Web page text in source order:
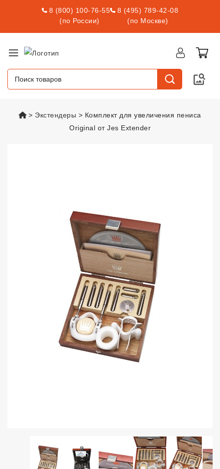
8 (800) 100-76-55
(по России)
8 (495) 789-42-08
(по Москве)
vsexshop.ru
Экстендеры
Комплект для увеличения пениса
Original от Jes Extender